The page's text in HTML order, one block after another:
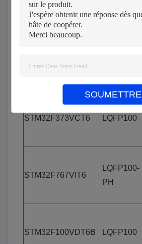
SOUMETTRE
STM8L151C8T6
STM32F373VCT6 LQFP100
STM32F767VIT6
LQFP100-
PH
STM32F100VDT6B LQFP100